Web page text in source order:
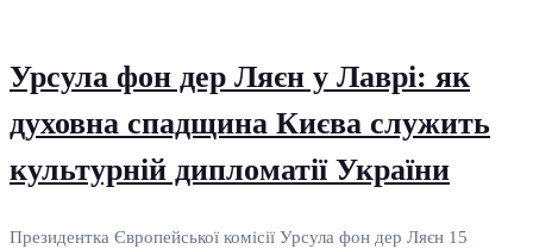
Урсула фон дер Ляєн у Лаврі: як
духовна спадщина Києва служить
культурній дипломатії України
Президентка Європейської комісії Урсула фон дер Ляєн 15